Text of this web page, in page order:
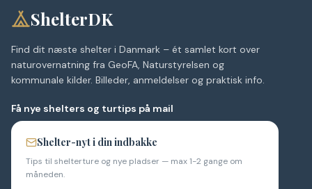
ShelterDK
Find dit næste shelter i Danmark – ét samlet kort over
naturovernatning fra GeoFA, Naturstyrelsen og
kommunale kilder. Billeder, anmeldelser og praktisk info.
Få nye shelters og turtips på mail
Shelter-nyt i din indbakke
Tips til shelterture og nye pladser — max 1-2 gange om
måneden.